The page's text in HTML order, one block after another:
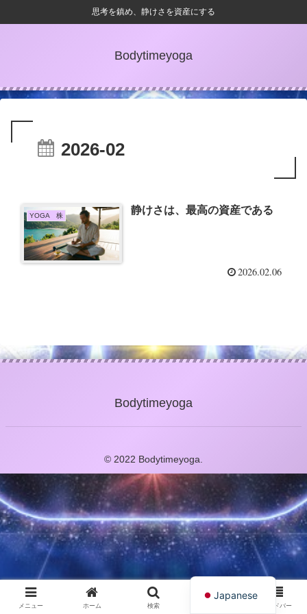
思考を鎮め、静けさを資産にする
Bodytimeyoga
2026-02
YOGA 株 静けさは、最高の資産である
2026.02.06
Bodytimeyoga
© 2022 Bodytimeyoga.
メニュー ホーム 検索 サイドバー
Japanese
English